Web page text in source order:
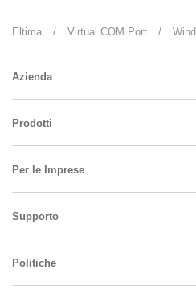
Eltima / Virtual COM Port /
Azienda
Prodotti
Per le Imprese
Supporto
Politiche